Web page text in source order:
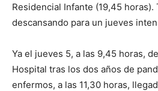
Residencial Infante (19,45 horas).
descansando para un jueves
Ya el jueves 5, a las 9,45 horas,
Hospital tras los dos años de
enfermos, a las 11,30 horas,